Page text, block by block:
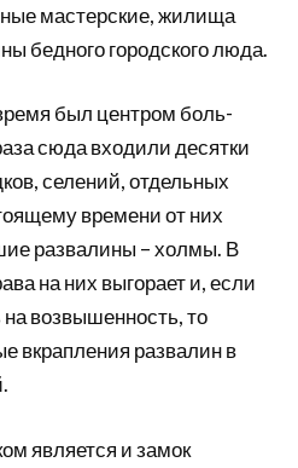
мастер­ские, жилища
бедного городского люда.
был центром боль­
сюда входили десятки
селений, отдельных
времени от них
развалины – холмы. В
на них выгорает и, если
возвышенность, то
вкрапления развалин в
является и замок